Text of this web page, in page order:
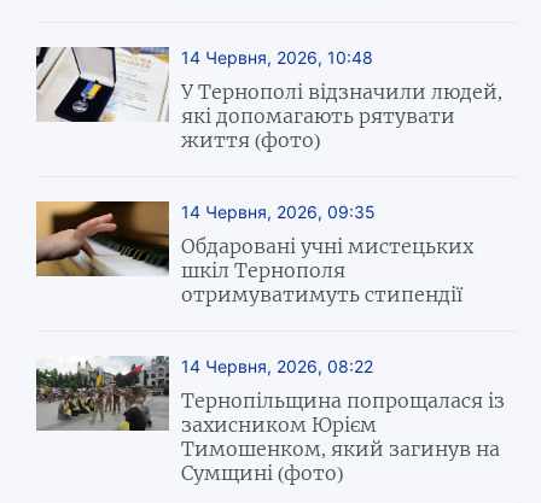
14 Червня, 2026, 10:48
У Тернополі відзначили людей,
які допомагають рятувати
життя (фото)
14 Червня, 2026, 09:35
Обдаровані учні мистецьких
шкіл Тернополя
отримуватимуть стипендії
14 Червня, 2026, 08:22
Тернопільщина попрощалася із
захисником Юрієм
Тимошенком, який загинув на
Сумщині (фото)